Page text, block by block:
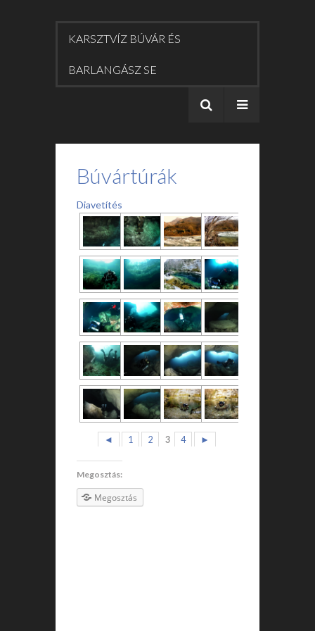
KARSZTVÍZ BÚVÁR ÉS
BARLANGÁSZ SE
Búvártúrák
Diavetítés
◄ 1 2 3 4 ►
Megosztás:
Megosztás